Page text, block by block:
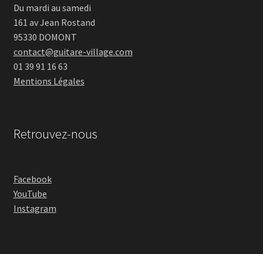
Du mardi au samedi
161 av Jean Rostand
95330 DOMONT
contact@guitare-village.com
01 39 91 16 63
Mentions Légales
Retrouvez-nous
Facebook
YouTube
Instagram